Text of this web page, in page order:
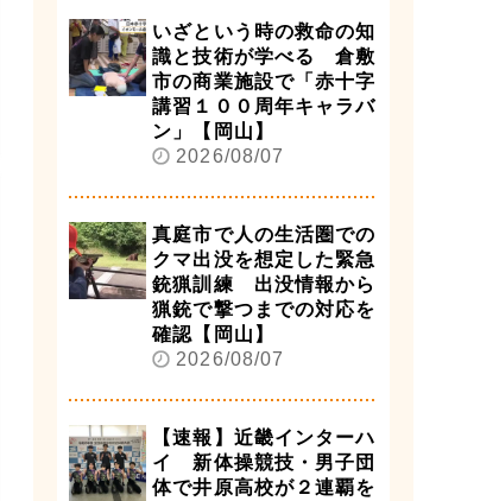
いざという時の救命の知
識と技術が学べる 倉敷
市の商業施設で「赤十字
講習１００周年キャラバ
ン」【岡山】
2026/08/07
真庭市で人の生活圏での
クマ出没を想定した緊急
銃猟訓練 出没情報から
猟銃で撃つまでの対応を
確認【岡山】
2026/08/07
【速報】近畿インターハ
イ 新体操競技・男子団
体で井原高校が２連覇を